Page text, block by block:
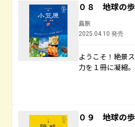
０８ 地球の
島旅
2025.04.10 発売
ようこそ！絶景
力を１冊に凝縮
０９ 地球の